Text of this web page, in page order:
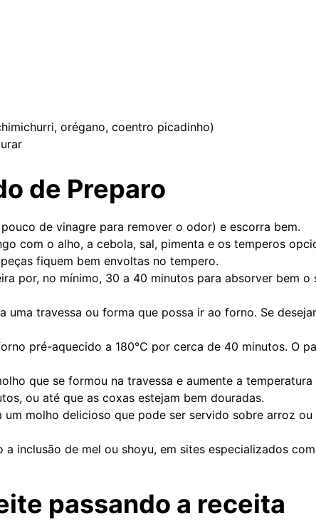
orégano, coentro picadinho)
de Preparo
de vinagre para remover o odor) e escorra bem.
com o alho, a cebola, sal, pimenta e os temperos
fiquem bem envoltas no tempero.
por, no mínimo, 30 a 40 minutos para absorver bem o
travessa ou forma que possa ir ao forno. Se
pré-aquecido a 180°C por cerca de 40 minutos. O
que se formou na travessa e aumente a
ou até que as coxas estejam bem douradas.
molho delicioso que pode ser servido sobre arroz
inclusão de mel ou shoyu, em sites especializados
passando a receita